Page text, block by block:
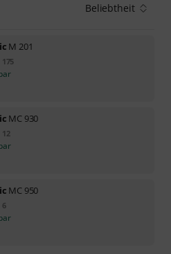
Beliebtheit
M 201
175
MC 930
12
MC 950
6